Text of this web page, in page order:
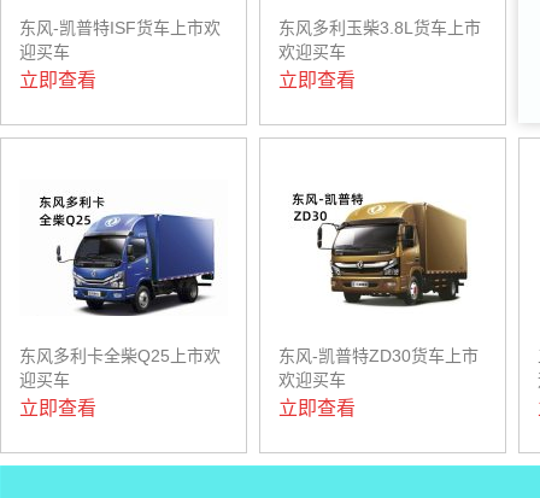
东风-凯普特ISF货车上市欢
迎买车
立即查看
东风多利玉柴3.8L货车上市
欢迎买车
立即查看
东风多利卡全柴Q25上市欢
迎买车
立即查看
东风-凯普特ZD30货车上市
欢迎买车
立即查看